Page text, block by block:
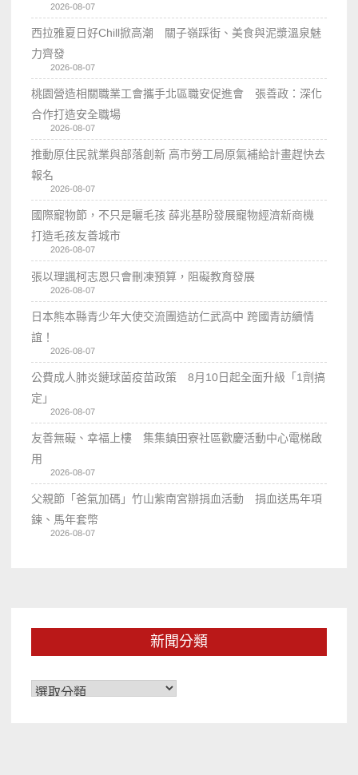
2026-08-07
西拉雅夏日好Chill掀高潮 關子嶺踩街、美食與泥漿溫泉魅
力齊發
2026-08-07
桃園營造相關職業工會攜手北區職安促進會 張善政：深化
合作打造安全職場
2026-08-07
推動原住民就業與部落創新 高市勞工局原氣補給計畫趕快去
報名
2026-08-07
國際寵物節，不只是曬毛孩 薛兆基盼發展寵物經濟新商機
打造毛孩友善城市
2026-08-07
張以理諷柯志恩只會刪凍預算，阻礙教育發展
2026-08-07
日本熊本縣青少年大使交流團造訪仁武高中 跨國青訪續情
誼！
2026-08-07
公費成人肺炎鏈球菌疫苗政策 8月10日起全面升級「1劑搞
定」
2026-08-07
友善無礙、幸福上樓 集集鎮田寮社區歡慶活動中心電梯啟
用
2026-08-07
父親節「爸氣加碼」竹山紫南宮辦捐血活動 捐血送馬年項
鍊、馬年套幣
2026-08-07
新聞分類
新